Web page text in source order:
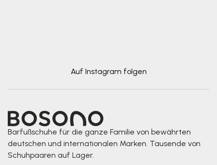
Auf Instagram folgen
Barfußschuhe für die ganze Familie von bewährten
deutschen und internationalen Marken. Tausende von
Schuhpaaren auf Lager.